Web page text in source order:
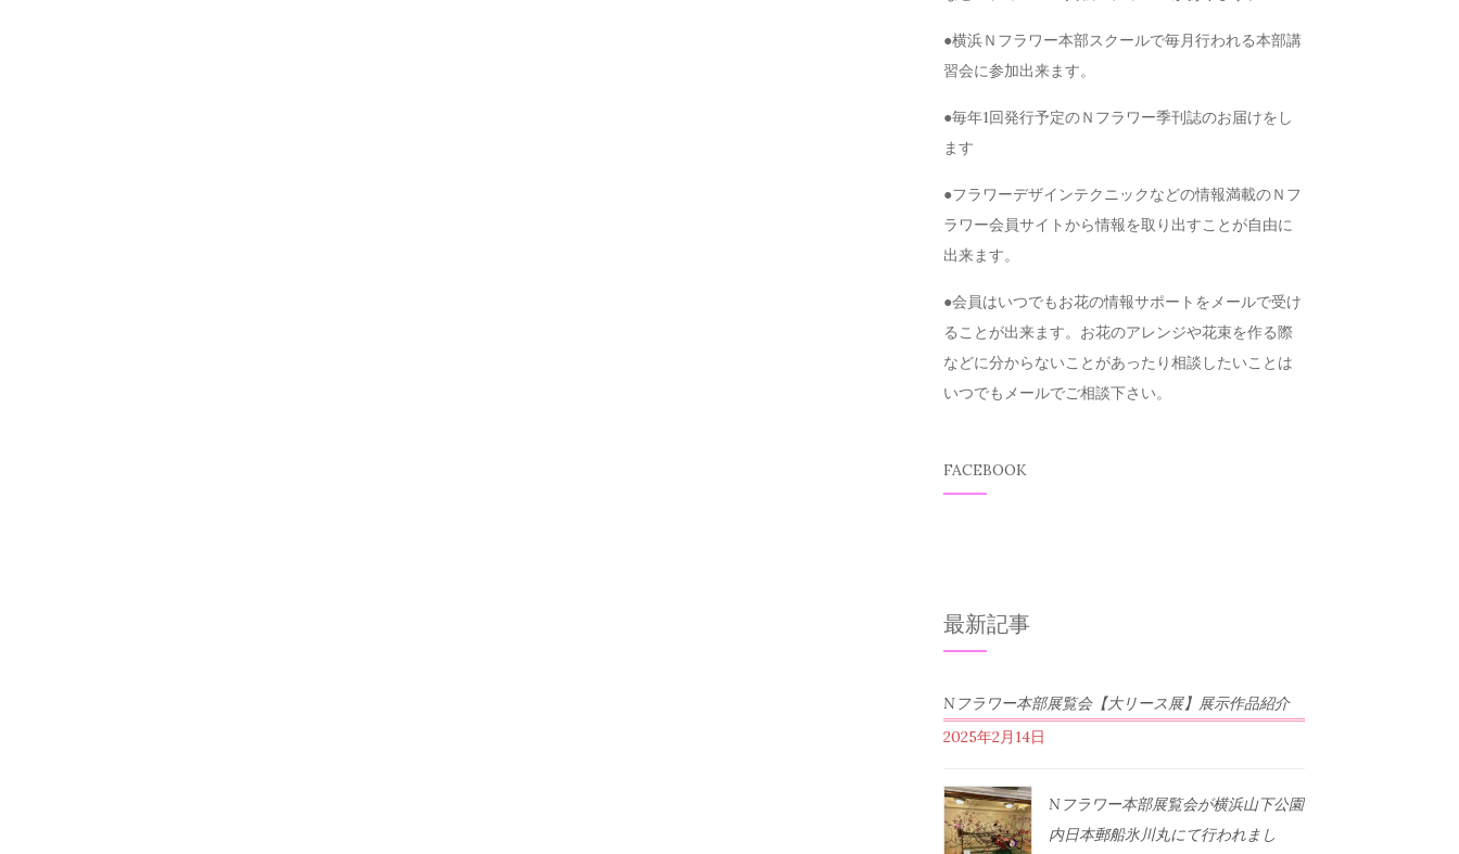
●横浜Ｎフラワー本部スクールで毎月行われる本部講
習会に参加出来ます。
●毎年1回発行予定のＮフラワー季刊誌のお届けをし
ます
●フラワーデザインテクニックなどの情報満載のＮフ
ラワー会員サイトから情報を取り出すことが自由に
出来ます。
●会員はいつでもお花の情報サポートをメールで受け
ることが出来ます。お花のアレンジや花束を作る際
などに分からないことがあったり相談したいことは
いつでもメールでご相談下さい。
FACEBOOK
最新記事
Nフラワー本部展覧会【大リース展】展示作品紹介
2025年2月14日
Nフラワー本部展覧会が横浜山下公園
内日本郵船氷川丸にて行われまし